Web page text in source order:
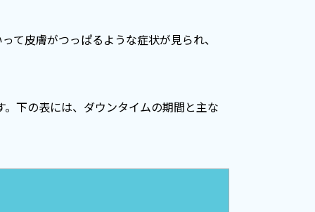
て皮膚がつっぱるような症状が見られ、
下の表には、ダウンタイムの期間と主な